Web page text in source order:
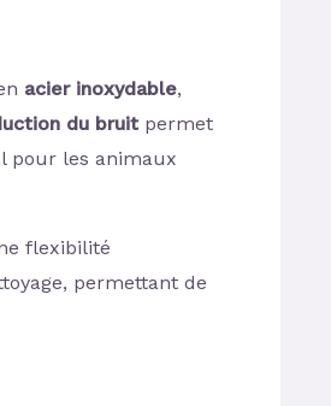
acier inoxydable,
du bruitpermet
pour les animaux
flexibilité
permettant de